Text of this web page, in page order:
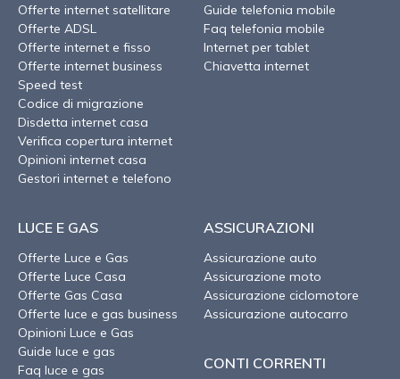
Offerte internet satellitare
Offerte ADSL
Offerte internet e fisso
Offerte internet business
Speed test
Codice di migrazione
Disdetta internet casa
Verifica copertura internet
Opinioni internet casa
Gestori internet e telefono
Guide telefonia mobile
Faq telefonia mobile
Internet per tablet
Chiavetta internet
LUCE E GAS
Offerte Luce e Gas
Offerte Luce Casa
Offerte Gas Casa
Offerte luce e gas business
Opinioni Luce e Gas
Guide luce e gas
Faq luce e gas
ASSICURAZIONI
Assicurazione auto
Assicurazione moto
Assicurazione ciclomotore
Assicurazione autocarro
CONTI CORRENTI